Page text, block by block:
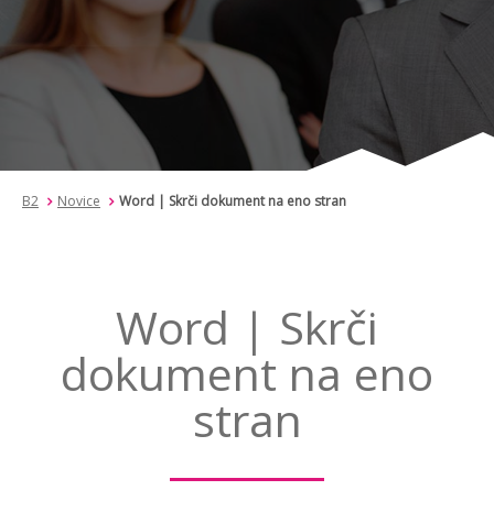
B2 Novice Word | Skrči dokument na eno stran
Word | Skrči
dokument na eno
stran